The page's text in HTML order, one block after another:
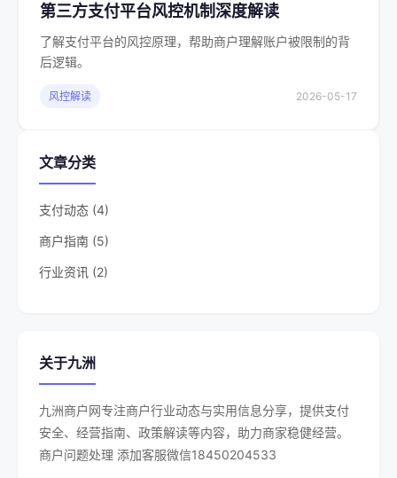
第三方支付平台风控机制深度解读
了解支付平台的风控原理，帮助商户理解账户被限制的背
后逻辑。
风控解读 2026-05-17
文章分类
支付动态 (4)
商户指南 (5)
行业资讯 (2)
关于九洲
九洲商户网专注商户行业动态与实用信息分享，提供支付
安全、经营指南、政策解读等内容，助力商家稳健经营。
商户问题处理 添加客服微信18450204533